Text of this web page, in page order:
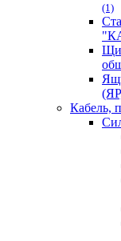
(1)
Кабель,